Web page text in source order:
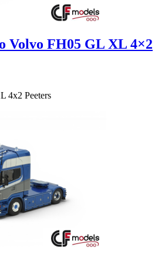
Volvo FH05 GL XL 4×2
4x2 Peeters